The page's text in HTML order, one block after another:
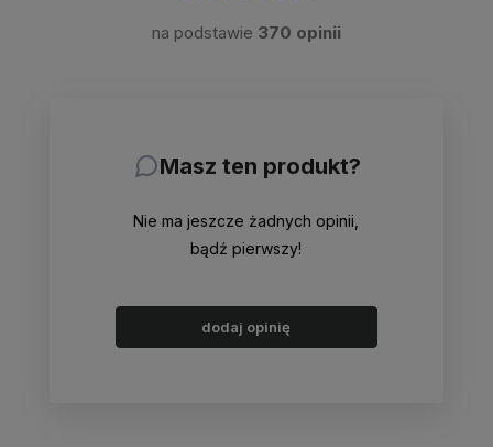
na podstawie 370 opinii
Masz ten produkt?
Nie ma jeszcze żadnych opinii,
bądź pierwszy!
dodaj opinię